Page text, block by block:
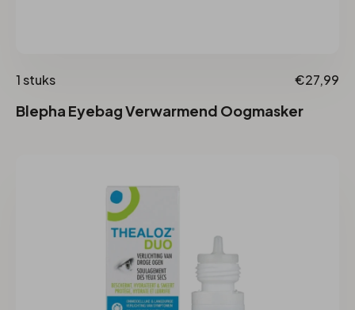
1 stuks €27,99
Blepha Eyebag Verwarmend Oogmasker